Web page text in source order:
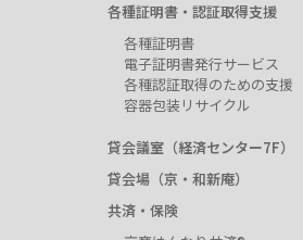
各種証明書・認証取得支援
各種証明書
電子証明書発行サービス
各種認証取得のための支援
容器包装リサイクル
貸会議室（経済センター7F）
貸会場（京・和新庵）
共済・保険